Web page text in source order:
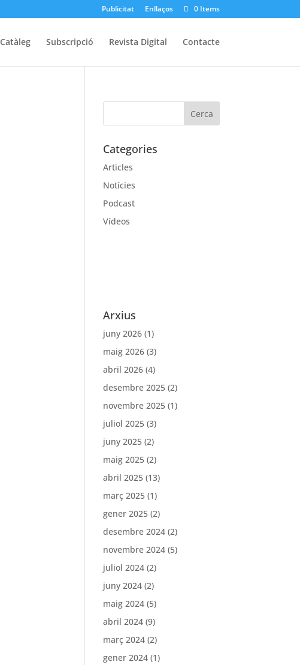
Publicitat Enllaços 0 Items
Catàleg Subscripció Revista Digital Contacte
Categories
Articles
Notícies
Podcast
Vídeos
Arxius
juny 2026 (1)
maig 2026 (3)
abril 2026 (4)
desembre 2025 (2)
novembre 2025 (1)
juliol 2025 (3)
juny 2025 (2)
maig 2025 (2)
abril 2025 (13)
març 2025 (1)
gener 2025 (2)
desembre 2024 (2)
novembre 2024 (5)
juliol 2024 (2)
juny 2024 (2)
maig 2024 (5)
abril 2024 (9)
març 2024 (2)
gener 2024 (1)